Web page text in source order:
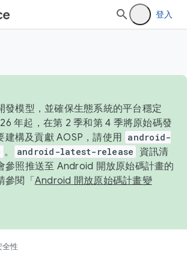
登入
發模型，並確保生態系統的平台穩定
年起，在第 2 季和第 4 季將原始碼發
建構及貢獻 AOSP，請使用 android-
。 android-latest-release
資訊清
參照推送至 Android 開放原始碼計畫的
參閱「 Android 開放原始碼計畫變
全性